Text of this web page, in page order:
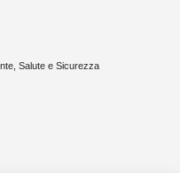
Salute e Sicurezza